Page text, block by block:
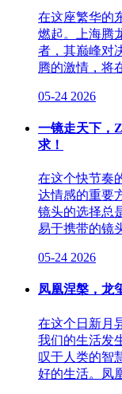
在这座繁华的
燃起。上海腾
者，其巅峰对
腾的激情，将
05-24 2026
一镜走天下，
求！
在这个快节奏
达情感的重要
镜头的选择总
易于携带的镜
05-24 2026
凤凰涅槃，龙
在这个日新月
我们的生活发
叹于人类的智
好的生活。凤